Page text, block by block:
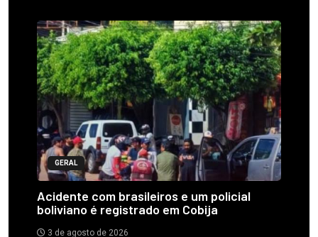
GERAL
Acidente com brasileiros e um policial
boliviano é registrado em Cobija
3 de agosto de 2026